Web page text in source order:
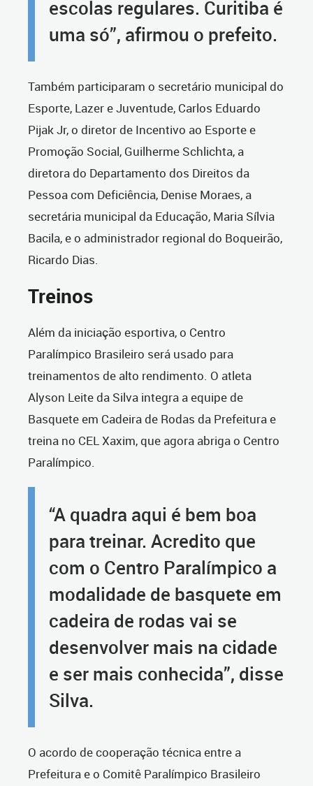
escolas regulares. Curitiba é
uma só”, afirmou o prefeito.
Também participaram o secretário municipal do
Esporte, Lazer e Juventude, Carlos Eduardo
Pijak Jr, o diretor de Incentivo ao Esporte e
Promoção Social, Guilherme Schlichta, a
diretora do Departamento dos Direitos da
Pessoa com Deficiência, Denise Moraes, a
secretária municipal da Educação, Maria Sílvia
Bacila, e o administrador regional do Boqueirão,
Ricardo Dias.
Treinos
Além da iniciação esportiva, o Centro
Paralímpico Brasileiro será usado para
treinamentos de alto rendimento. O atleta
Alyson Leite da Silva integra a equipe de
Basquete em Cadeira de Rodas da Prefeitura e
treina no CEL Xaxim, que agora abriga o Centro
Paralímpico.
“A quadra aqui é bem boa
para treinar. Acredito que
com o Centro Paralímpico a
modalidade de basquete em
cadeira de rodas vai se
desenvolver mais na cidade
e ser mais conhecida”, disse
Silva.
O acordo de cooperação técnica entre a
Prefeitura e o Comitê Paralímpico Brasileiro